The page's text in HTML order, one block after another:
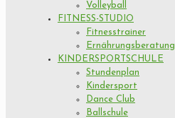
Volleyball
FITNESS-STUDIO
Fitnesstrainer
Ernährungsberatung
KINDERSPORTSCHULE
Stundenplan
Kindersport
Dance Club
Ballschule